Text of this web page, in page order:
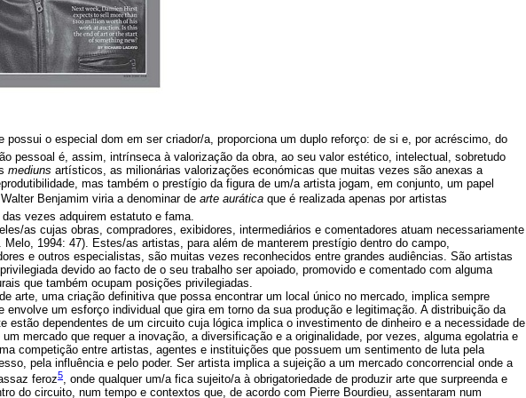
o especial dom em ser criador/a, proporciona um duplo reforço: de si e, por acréscimo, do
pessoal é, assim, intrínseca à valorização da obra, ao seu valor estético, intelectual, sobretudo
mediuns artísticos, as milionárias valorizações económicas que muitas vezes são anexas a
mas também o prestígio da figura de um/a artista jogam, em conjunto, um papel
Benjamim viria a denominar de  arte aurática  que é realizada apenas por artistas
vezes adquirem estatuto e fama.
as cujas obras, compradores, exibidores, intermediários e comentadores atuam necessariamente
Melo, 1994: 47). Estes/as artistas, para além de manterem prestígio dentro do campo,
e outros especialistas, são muitas vezes reconhecidos entre grandes audiências. São artistas
devido ao facto de o seu trabalho ser apoiado, promovido e comentado com alguma
que também ocupam posições privilegiadas.
arte, uma criação definitiva que possa encontrar um local único no mercado, implica sempre
um esforço individual que gira em torno da sua produção e legitimação. A distribuição da
estão dependentes de um circuito cuja lógica implica o investimento de dinheiro e a necessidade de
mercado que requer a inovação, a diversificação e a originalidade, por vezes, alguma egolatria e
competição entre artistas, agentes e instituições que possuem um sentimento de luta pela
pela influência e pelo poder. Ser artista implica a sujeição a um mercado concorrencial onde a
feroz5
, onde qualquer um/a fica sujeito/a à obrigatoriedade de produzir arte que surpreenda e
do circuito, num tempo e contextos que, de acordo com Pierre Bourdieu, assentaram num